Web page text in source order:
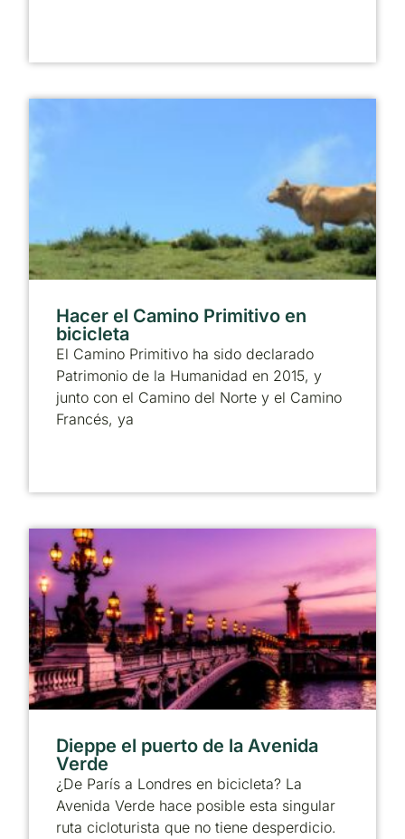
Hacer el Camino Primitivo en
bicicleta
El Camino Primitivo ha sido declarado
Patrimonio de la Humanidad en 2015, y
junto con el Camino del Norte y el Camino
Francés, ya
Dieppe el puerto de la Avenida
Verde
¿De París a Londres en bicicleta? La
Avenida Verde hace posible esta singular
ruta cicloturista que no tiene desperdicio.